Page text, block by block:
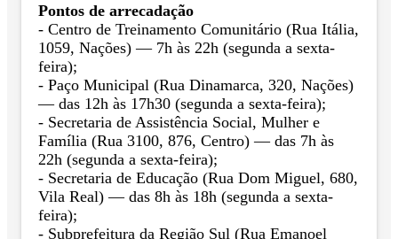
Pontos de arrecadação
- Centro de Treinamento Comunitário (Rua Itália,
1059, Nações) — 7h às 22h (segunda a sexta-
feira);
- Paço Municipal (Rua Dinamarca, 320, Nações)
— das 12h às 17h30 (segunda a sexta-feira);
- Secretaria de Assistência Social, Mulher e
Família (Rua 3100, 876, Centro) — das 7h às
22h (segunda a sexta-feira);
- Secretaria de Educação (Rua Dom Miguel, 680,
Vila Real) — das 8h às 18h (segunda a sexta-
feira);
- Subprefeitura da Região Sul (Rua Emanoel